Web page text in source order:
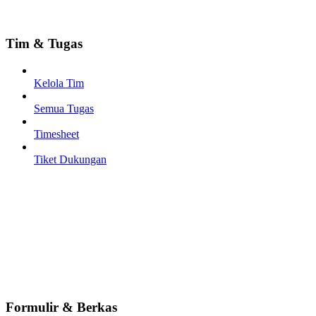
Tim & Tugas
Kelola Tim
Semua Tugas
Timesheet
Tiket Dukungan
Formulir & Berkas